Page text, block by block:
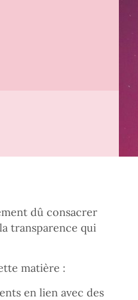
dû consacrer
transparence qui
matière :
en lien avec des